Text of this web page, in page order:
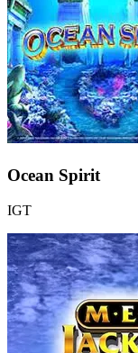
Ocean Spirit
IGT